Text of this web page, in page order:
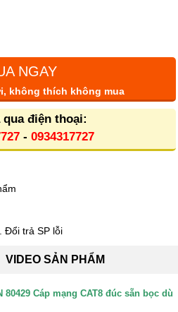
NGAY
không thích không mua
điện thoại:
- 0934317727
Đổi trả SP lỗi
VIDEO SẢN PHẨM
80429 Cáp mạng CAT8 đúc sẵn bọc dù